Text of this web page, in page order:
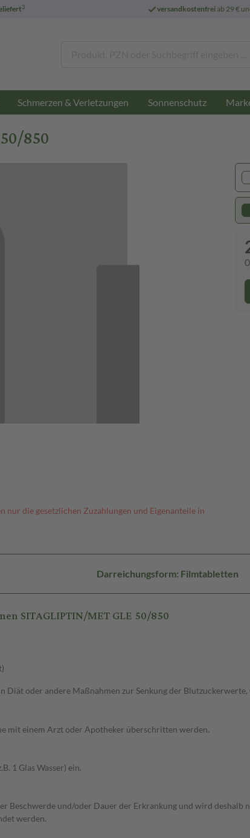
3 versandkostenfreiab 29 €
Schmerzen & Verletzungen Sonnenschutz
850
nur die gesetzlichen Zuzahlungen und Eigenanteile in
Darreichungsform: Filmtabletten
SITAGLIPTIN/MET GLE 50/850
Diät oder andere Maßnahmen zur Senkung der
mit einem Arzt oder Apotheker überschritten werden.
1 Glas Wasser) ein.
Beschwerde und/oder Dauer der Erkrankung und wird
werden.